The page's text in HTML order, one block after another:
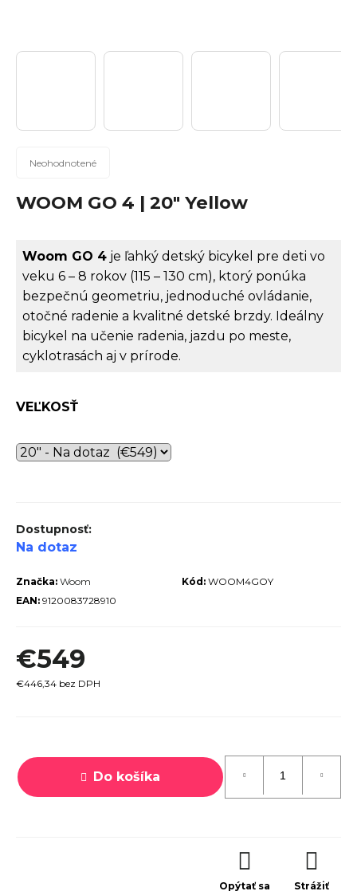
Priemerné
produktu
je
z
hviezdičiek.
Neohodnotené
WOOM GO 4 | 20" Yellow
Woom GO 4 je ľahký detský bicykel pre deti vo
veku 6 – 8 rokov (115 – 130 cm), ktorý ponúka
bezpečnú geometriu, jednoduché ovládanie,
otočné radenie a kvalitné detské brzdy. Ideálny
bicykel na učenie radenia, jazdu po meste,
cyklotrasách aj v prírode.
VEĽKOSŤ
Na dotaz
Kód: WOOM4GOY
Značka: Woom
EAN: 9120083728910
€549
€446,34 bez DPH
cena:
Do košíka
Opýtať sa Strážiť
?
Hľadať
O
d
p
o
ú
a
m
€1 449